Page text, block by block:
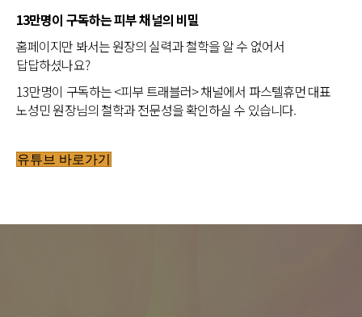
13만명이 구독하는 피부 채널의 비밀
홈페이지만 봐서는 원장의 실력과 철학을 알 수 없어서
답답하셨나요?
13만명이 구독하는 <피부 트래블러> 채널에서 파스텔휴먼 대표
노성민 원장님의 철학과 전문성을 확인하실 수 있습니다.
유튜브 바로가기